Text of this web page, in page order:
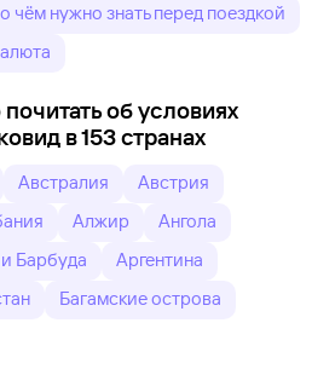
чём нужно знать перед поездкой
об условиях
в 153 странах
Австралия
Австрия
Алжир
Ангола
Барбуда
Аргентина
Багамские острова